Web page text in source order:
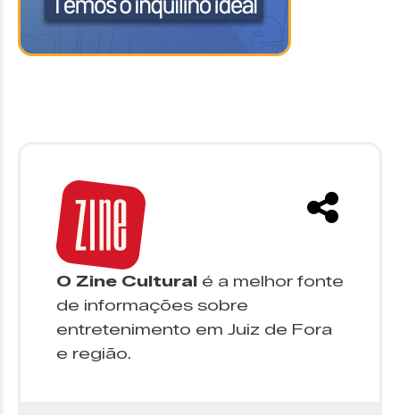
O Zine Cultural é a melhor fonte
de informações sobre
entretenimento em Juiz de Fora
e região.